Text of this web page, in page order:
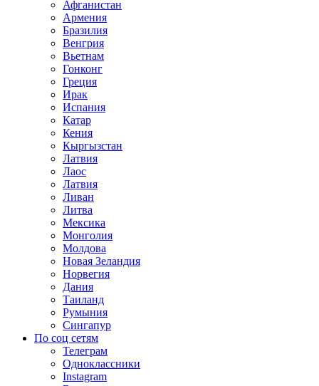
Афганистан
Армения
Бразилия
Венгрия
Вьетнам
Гонконг
Греция
Ирак
Испания
Катар
Кения
Кыргызстан
Латвия
Лаос
Латвия
Ливан
Литва
Мексика
Монголия
Молдова
Новая Зеландия
Норвегия
Дания
Таиланд
Румыния
Сингапур
По соц сетям
Телеграм
Одноклассники
Instagram